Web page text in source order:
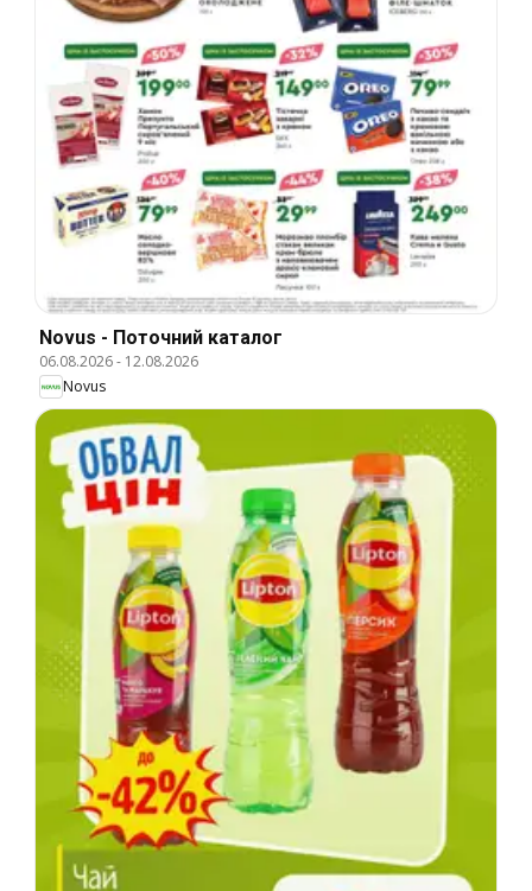
Novus - Поточний каталог
06.08.2026- 12.08.2026
Novus